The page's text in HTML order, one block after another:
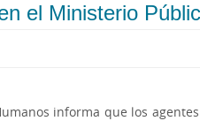
el Ministerio
informa que los